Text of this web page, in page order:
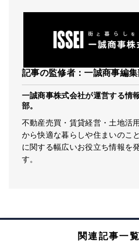
記事の監修者：一誠商事編
一誠商事株式会社が運営する情
部。
不動産売買・賃貸経営・土地活
から快適な暮らしや住まいのこ
に関する幅広いお役立ち情報を
す。
関連記事一覧